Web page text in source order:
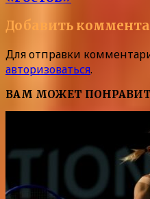
Добавить
Для отправки
авторизоваться.
ВАМ МОЖЕТ